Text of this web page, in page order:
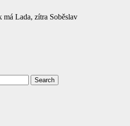
má Lada, zítra Soběslav
Search